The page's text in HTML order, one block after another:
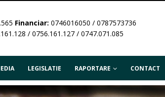
Financiar: 0746016050 / 0787573736
/ 0756.161.127 / 0747.071.085
LEGISLATIE RAPORTARE CONTACT